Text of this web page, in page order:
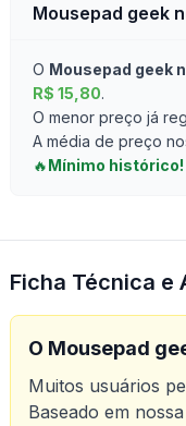
Mousepad geek
O Mousepad geek
R$ 15,80.
O menor preço já
A média de preço
🔥Mínimo histórico!
Ficha Técnica e
O Mousepad
Muitos usuários
Baseado em